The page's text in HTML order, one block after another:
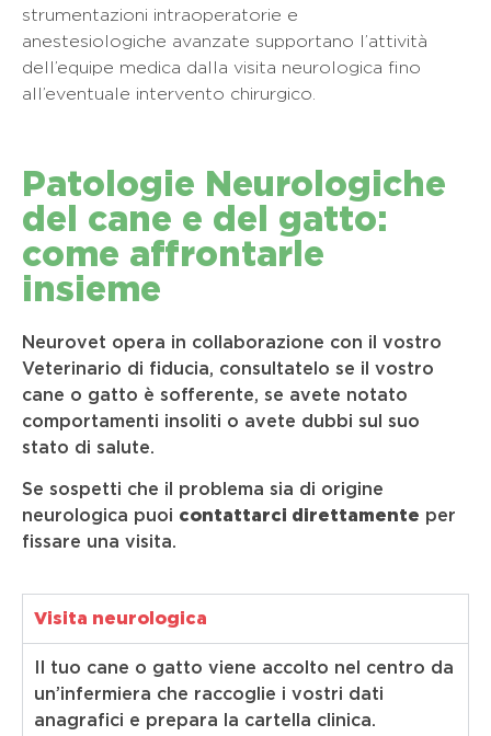
strumentazioni intraoperatorie e
anestesiologiche avanzate supportano l’attività
dell’equipe medica dalla visita neurologica fino
all’eventuale intervento chirurgico.
Patologie Neurologiche
del cane e del gatto:
come affrontarle
insieme
Neurovet opera in collaborazione con il vostro
Veterinario di fiducia, consultatelo se il vostro
cane o gatto è sofferente, se avete notato
comportamenti insoliti o avete dubbi sul suo
stato di salute.
Se sospetti che il problema sia di origine
neurologica puoi contattarci direttamente per
fissare una visita.
Visita neurologica
Il tuo cane o gatto viene accolto nel centro da
un’infermiera che raccoglie i vostri dati
anagrafici e prepara la cartella clinica.